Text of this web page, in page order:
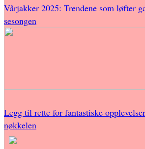
Vårjakker 2025: Trendene som løfter
sesongen
Legg til rette for fantastiske
nøkkelen